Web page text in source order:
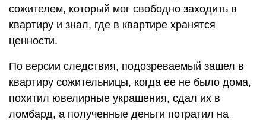
сожителем, который мог свободно заходить в
квартиру и знал, где в квартире хранятся
ценности.
По версии следствия, подозреваемый зашел в
квартиру сожительницы, когда ее не было дома,
похитил ювелирные украшения, сдал их в
ломбард, а полученные деньги потратил на